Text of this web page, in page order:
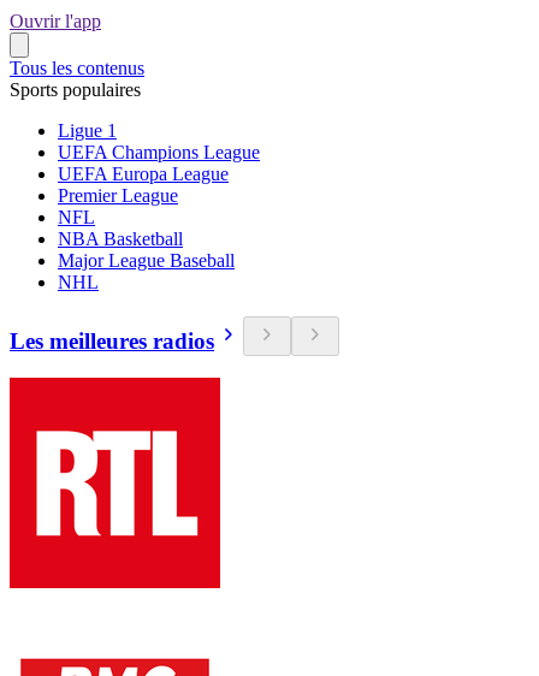
Ouvrir l'app
Tous les contenus
Sports populaires
Ligue 1
UEFA Champions League
UEFA Europa League
Premier League
NFL
NBA Basketball
Major League Baseball
NHL
Les meilleures radios